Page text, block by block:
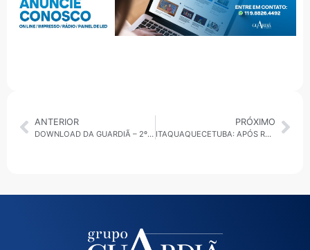
ANTERIOR
DOWNLOAD DA GUARDIÃ – 2º 30 MINUTOS – 06.05.25 • ALTO TIETÊ
PRÓXIMO
ITAQUAQUECETUBA: APÓS REPORTAGEM INVESTIGATIVA VEREADORGUSTAVO DO PT, TENTA INTIMIDAR JORNALISTA